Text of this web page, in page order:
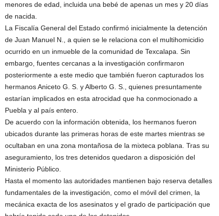
menores de edad, incluida una bebé de apenas un mes y 20 días
de nacida.
La Fiscalía General del Estado confirmó inicialmente la detención
de Juan Manuel N., a quien se le relaciona con el multihomicidio
ocurrido en un inmueble de la comunidad de Texcalapa. Sin
embargo, fuentes cercanas a la investigación confirmaron
posteriormente a este medio que también fueron capturados los
hermanos Aniceto G. S. y Alberto G. S., quienes presuntamente
estarían implicados en esta atrocidad que ha conmocionado a
Puebla y al país entero.
De acuerdo con la información obtenida, los hermanos fueron
ubicados durante las primeras horas de este martes mientras se
ocultaban en una zona montañosa de la mixteca poblana. Tras su
aseguramiento, los tres detenidos quedaron a disposición del
Ministerio Público.
Hasta el momento las autoridades mantienen bajo reserva detalles
fundamentales de la investigación, como el móvil del crimen, la
mecánica exacta de los asesinatos y el grado de participación que